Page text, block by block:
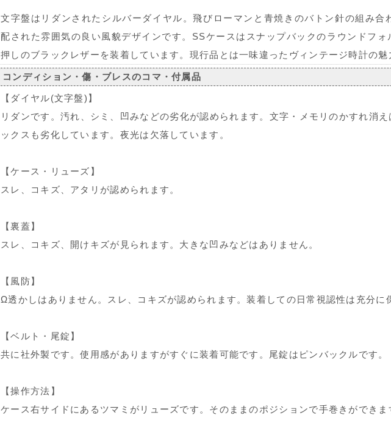
文字盤はリダンされたシルバーダイヤル。飛びローマンと青焼きのバトン針の組み合
配された雰囲気の良い風貌デザインです。SSケースはスナップバックのラウンドフォ
押しのブラックレザーを装着しています。現行品とは一味違ったヴィンテージ時計の魅
コンディション・傷・ブレスのコマ・付属品
【ダイヤル(文字盤)】
リダンです。汚れ、シミ、凹みなどの劣化が認められます。文字・メモリのかすれ消
ックスも劣化しています。夜光は欠落しています。
【ケース・リューズ】
スレ、コキズ、アタリが認められます。
【裏蓋】
スレ、コキズ、開けキズが見られます。大きな凹みなどはありません。
【風防】
Ω透かしはありません。スレ、コキズが認められます。装着しての日常視認性は充分に
【ベルト・尾錠】
共に社外製です。使用感がありますがすぐに装着可能です。尾錠はピンバックルです。
【操作方法】
ケース右サイドにあるツマミがリューズです。そのままのポジションで手巻きができま